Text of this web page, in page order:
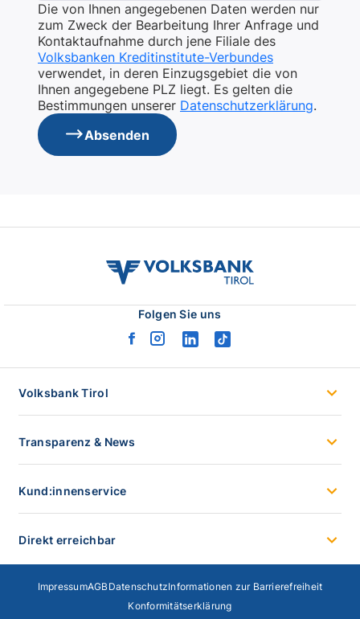
Die von Ihnen angegebenen Daten werden nur
zum Zweck der Bearbeitung Ihrer Anfrage und
Kontaktaufnahme durch jene Filiale des
Volksbanken Kreditinstitute-Verbundes
verwendet, in deren Einzugsgebiet die von
Ihnen angegebene PLZ liegt. Es gelten die
Bestimmungen unserer Datenschutzerklärung.
Absenden
volksbank
Folgen Sie uns
facebook
instagram
linkedintiktok
Volksbank Tirol
Transparenz & News
Kund:innenservice
Direkt erreichbar
ImpressumAGB DatenschutzInformationen zur Barrierefreiheit
Konformitätserklärung